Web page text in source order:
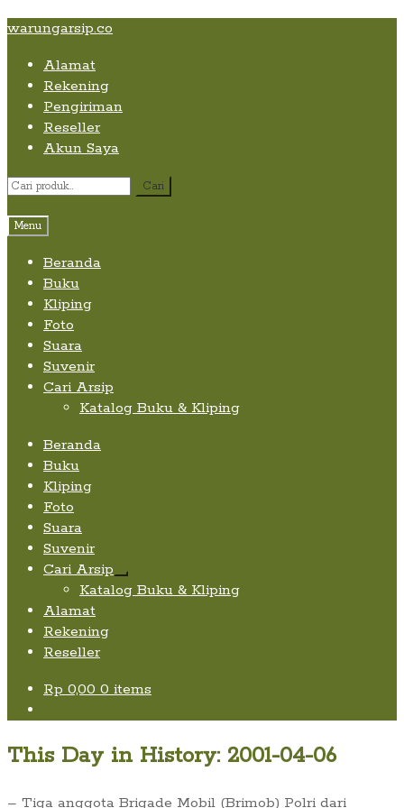
Skip
content
Skip
navigation
Skip
content
warungarsip.co
Alamat
Rekening
Pengiriman
Reseller
Akun Saya
Pencarian
Cari
Menu
Beranda
Buku
Kliping
Foto
Suara
Suvenir
Cari Arsip
Katalog Buku & Kliping
Beranda
Buku
Kliping
Foto
Suara
Suvenir
Cari Arsip
Expand
child
Katalog Buku & Kliping
Alamat
Rekening
Reseller
Rp 0,00 0 items
This Day in History: 2001-04-06
– Tiga anggota Brigade Mobil (Brimob) Polri dari